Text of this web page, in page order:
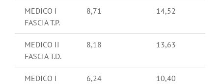
MEDICO I
FASCIA T.P.
8,71 14,52
MEDICO II
FASCIA T.D.
8,18 13,63
MEDICO I 6,24 10,40